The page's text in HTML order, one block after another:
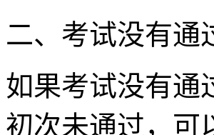
二、考试没有通
如果考试没有通
初次未通过，可